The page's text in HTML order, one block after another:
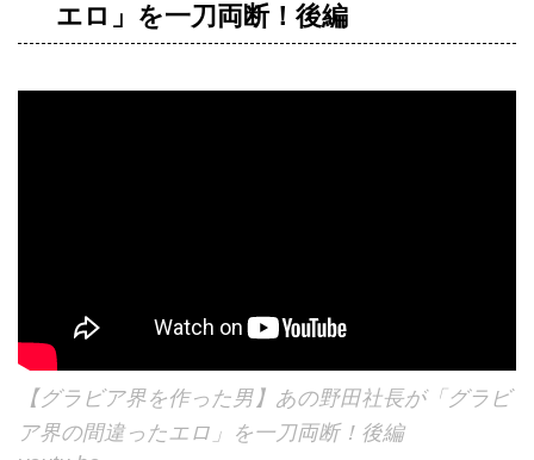
エロ」を一刀両断！後編
【グラビア界を作った男】あの野田社長が「グラビ
ア界の間違ったエロ」を一刀両断！後編